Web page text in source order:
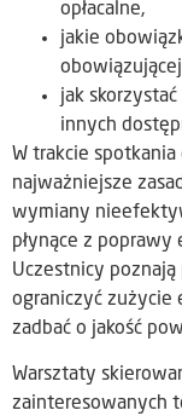
opłacalne,
jakie
jak
innych
W trakcie
najważniejsze
wymiany
płynące z
Uczestnicy
ograniczyć zużycie
zadbać o jakość
Warsztaty
zainteresowanych